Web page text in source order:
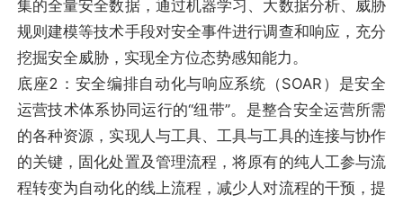
集的全量安全数据，通过机器学习、大数据分析、威胁
规则建模等技术手段对安全事件进行调查和响应，充分
挖掘安全威胁，实现全方位态势感知能力。
底座2：安全编排自动化与响应系统（SOAR）是安全
运营技术体系协同运行的“纽带”。是整合安全运营所需
的各种资源，实现人与工具、工具与工具的连接与协作
的关键，固化处置及管理流程，将原有的纯人工参与流
程转变为自动化的线上流程，减少人对流程的干预，提